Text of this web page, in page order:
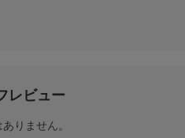
レビュー
りません。